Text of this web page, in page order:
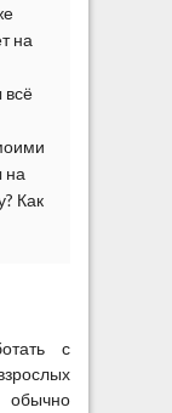
на
всё
на
Как
с
обычно